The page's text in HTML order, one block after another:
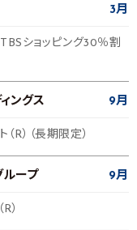
3月
ショッピング30％割
ングス 9月
R）（長期限定）
ループ 9月
）